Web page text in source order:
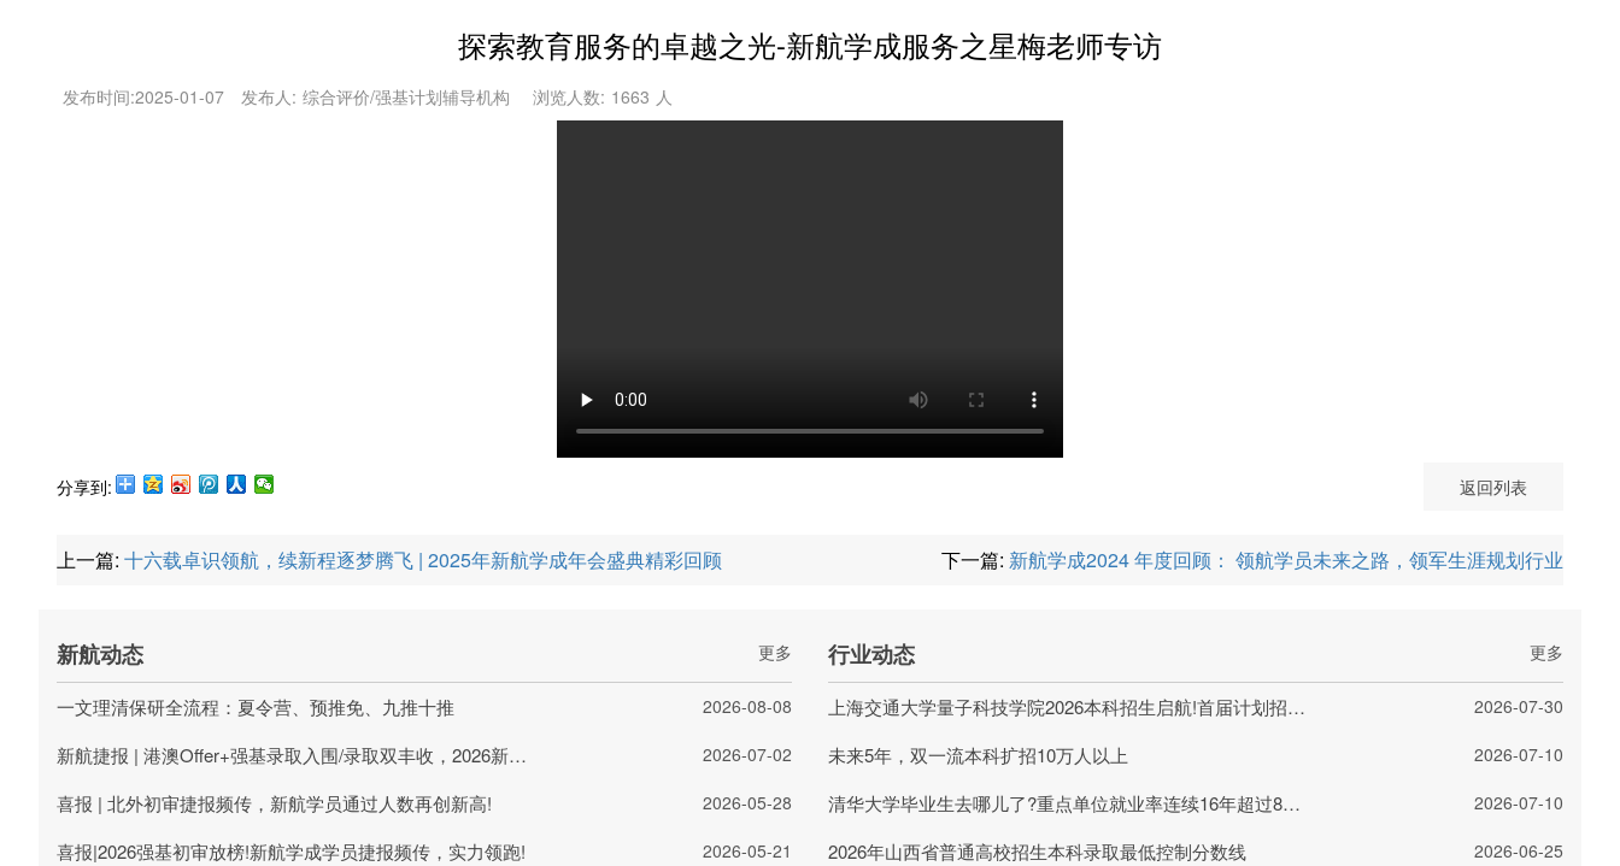
探索教育服务的卓越之光-新航学成服务之星梅老师专访
发布时间:2025-01-07 发布人: 综合评价/强基计划辅导机构 浏览人数: 1663 人
分享到: 返回列表
上一篇: 十六载卓识领航，续新程逐梦腾飞 | 2025年新航学成年会盛典精彩回顾 下一篇: 新航学成2024 年度回顾： 领航学员未来之路，领军生涯规划行业
新航动态 更多
一文理清保研全流程：夏令营、预推免、九推十推 2026-08-08
新航捷报 | 港澳Offer+强基录取入围/录取双丰收，2026新航学成第一波升学喜报刷屏! 2026-07-02
喜报 | 北外初审捷报频传，新航学员通过人数再创新高! 2026-05-28
喜报|2026强基初审放榜!新航学成学员捷报频传，实力领跑! 2026-05-21
行业动态 更多
上海交通大学量子科技学院2026本科招生启航!首届计划招收20人 2026-07-30
未来5年，双一流本科扩招10万人以上 2026-07-10
清华大学毕业生去哪儿了?重点单位就业率连续16年超过80% 2026-07-10
2026年山西省普通高校招生本科录取最低控制分数线 2026-06-25